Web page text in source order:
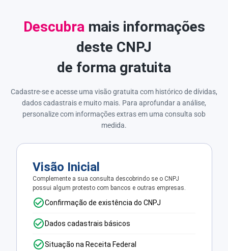
Descubramais informações
deste CNPJ
de forma gratuita
Cadastre-se e acesse uma visão gratuita com histórico de dívidas,
dados cadastrais e muito mais. Para aprofundar a análise,
personalize com informações extras em uma consulta sob
medida.
Visão Inicial
Complemente a sua consulta descobrindo se o CNPJ
possui algum protesto com bancos e outras empresas.
Confirmação de existência do CNPJ
Dados cadastrais básicos
Situação na Receita Federal